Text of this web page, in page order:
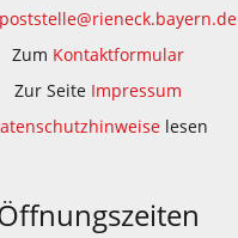
poststelle@rieneck.bayern.de
Zum Kontaktformular
Zur Seite Impressum
lesen